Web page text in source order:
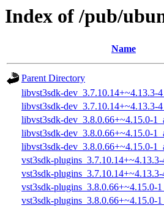
Index of /pub/
Name
Parent Directory
libvst3sdk-dev_3.7.10.14+~4.13.3-
libvst3sdk-dev_3.7.10.14+~4.13.3-
libvst3sdk-dev_3.8.0.66+~4.15.0-
libvst3sdk-dev_3.8.0.66+~4.15.0-
libvst3sdk-dev_3.8.0.66+~4.15.0-
vst3sdk-plugins_3.7.10.14+~4.13.3-
vst3sdk-plugins_3.7.10.14+~4.13.3-
vst3sdk-plugins_3.8.0.66+~4.15.0-
vst3sdk-plugins_3.8.0.66+~4.15.0-